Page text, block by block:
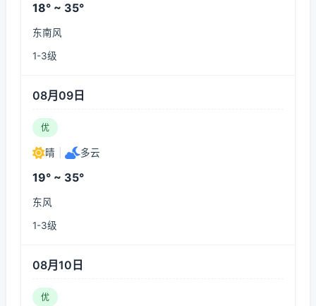
18° ~ 35°
东南风
1-3级
08月09日
优
晴 多云
19° ~ 35°
东风
1-3级
08月10日
优